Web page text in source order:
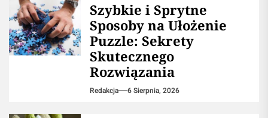
Szybkie i Sprytne
Sposoby na Ułożenie
Puzzle: Sekrety
Skutecznego
Rozwiązania
Redakcja 6 Sierpnia, 2026